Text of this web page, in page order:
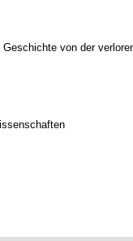
von der